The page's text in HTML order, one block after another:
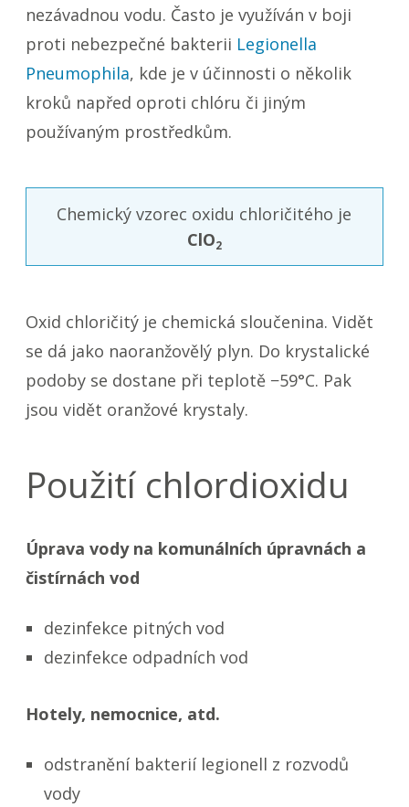
nezávadnou vodu. Často je využíván v boji
proti nebezpečné bakterii Legionella
Pneumophila, kde je v účinnosti o několik
kroků napřed oproti chlóru či jiným
používaným prostředkům.
Chemický vzorec oxidu chloričitého je
ClO2
Oxid chloričitý je chemická sloučenina. Vidět
se dá jako naoranžovělý plyn. Do krystalické
podoby se dostane při teplotě −59°C. Pak
jsou vidět oranžové krystaly.
Použití chlordioxidu
Úprava vody na komunálních úpravnách a
čistírnách vod
dezinfekce pitných vod
dezinfekce odpadních vod
Hotely, nemocnice, atd.
odstranění bakterií legionell z rozvodů
vody